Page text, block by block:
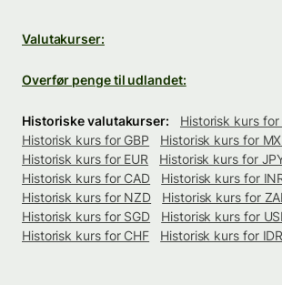
Valutakurser:
Overfør penge til udlandet:
Historiske valutakurser:
Historisk kurs for
Historisk kurs for GBP
Historisk kurs for
Historisk kurs for EUR
Historisk kurs for
Historisk kurs for CAD
Historisk kurs for
Historisk kurs for NZD
Historisk kurs for
Historisk kurs for SGD
Historisk kurs for
Historisk kurs for CHF
Historisk kurs for IDR